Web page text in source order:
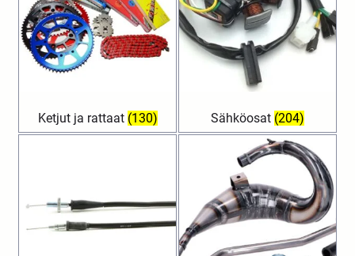
Ketjut ja rattaat (130) Sähköosat (204)